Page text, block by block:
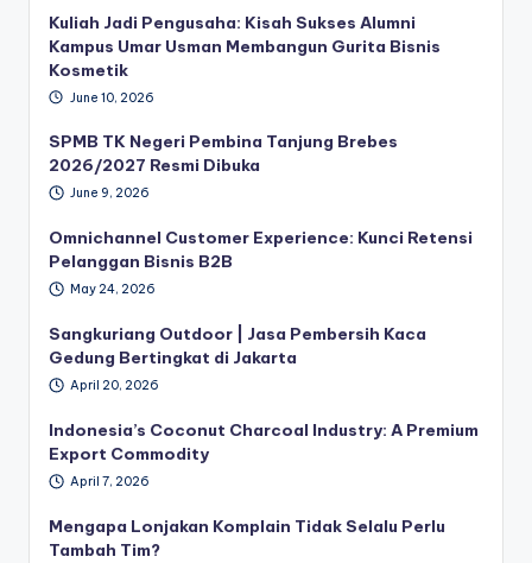
Kuliah Jadi Pengusaha: Kisah Sukses Alumni
Kampus Umar Usman Membangun Gurita Bisnis
Kosmetik
June 10, 2026
SPMB TK Negeri Pembina Tanjung Brebes
2026/2027 Resmi Dibuka
June 9, 2026
Omnichannel Customer Experience: Kunci Retensi
Pelanggan Bisnis B2B
May 24, 2026
Sangkuriang Outdoor | Jasa Pembersih Kaca
Gedung Bertingkat di Jakarta
April 20, 2026
Indonesia’s Coconut Charcoal Industry: A Premium
Export Commodity
April 7, 2026
Mengapa Lonjakan Komplain Tidak Selalu Perlu
Tambah Tim?